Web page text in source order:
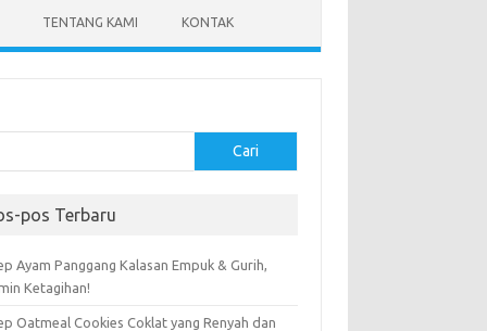
TENTANG KAMI KONTAK
Cari
pos Terbaru
Ayam Panggang Kalasan Empuk & Gurih,
Ketagihan!
Oatmeal Cookies Coklat yang Renyah dan